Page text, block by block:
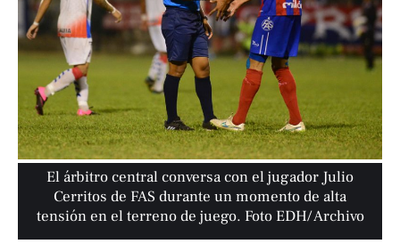
El árbitro central conversa con el jugador Julio
Cerritos de FAS durante un momento de alta
tensión en el terreno de juego. Foto EDH/ Archivo